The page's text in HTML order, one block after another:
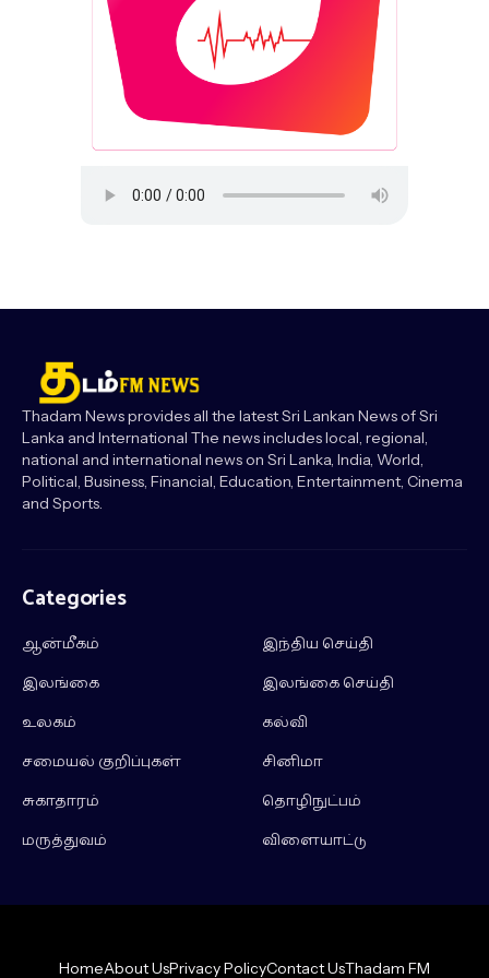
Thadam News provides all the latest Sri Lankan News of Sri
Lanka and International The news includes local, regional,
national and international news on Sri Lanka, India, World,
Political, Business, Financial, Education, Entertainment, Cinema
and Sports.
Categories
ஆன்மீகம்
இந்திய செய்தி
இலங்கை
இலங்கை செய்தி
உலகம்
கல்வி
சமையல் குறிப்புகள்
சினிமா
சுகாதாரம்
தொழிநுட்பம்
மருத்துவம்
விளையாட்டு
HomeAbout UsPrivacy PolicyContact UsThadam FM